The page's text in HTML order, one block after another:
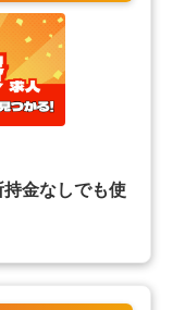
金なしでも使